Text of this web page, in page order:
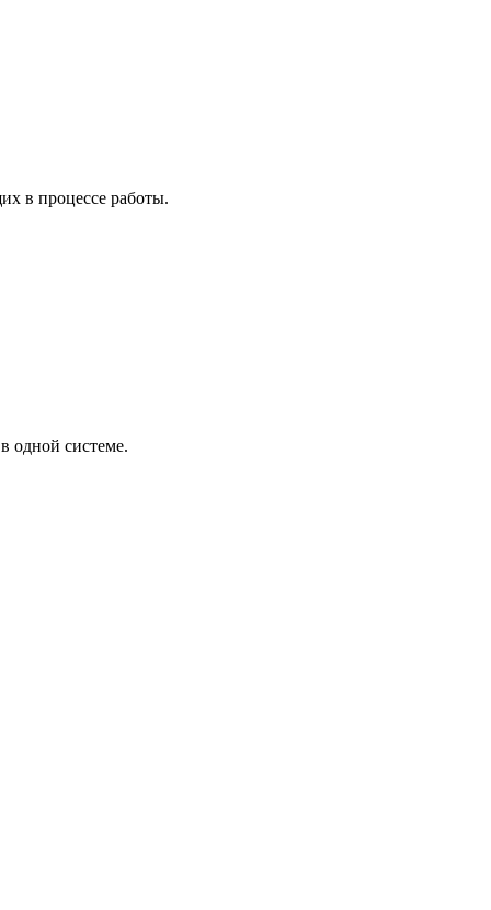
в процессе работы.
одной системе.